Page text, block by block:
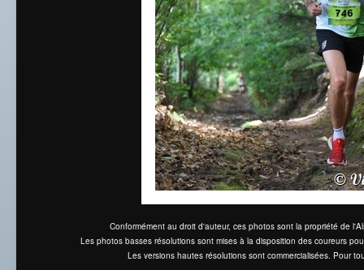
Conformément au droit d'auteur, ces photos sont la propriété de
Les photos basses résolutions sont mises à la disposition des coureurs
Les versions hautes résolutions sont commercialisées. Pour